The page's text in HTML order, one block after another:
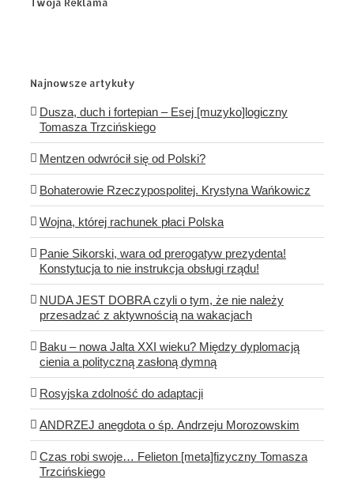
Twoja Reklama
Najnowsze artykuły
Dusza, duch i fortepian – Esej [muzyko]logiczny
Tomasza Trzcińskiego
Mentzen odwrócił się od Polski?
Bohaterowie Rzeczypospolitej. Krystyna Wańkowicz
Wojna, której rachunek płaci Polska
Panie Sikorski, wara od prerogatyw prezydenta!
Konstytucja to nie instrukcja obsługi rządu!
NUDA JEST DOBRA czyli o tym, że nie należy
przesadzać z aktywnością na wakacjach
Baku – nowa Jalta XXI wieku? Między dyplomacją
cienia a polityczną zasłoną dymną
Rosyjska zdolność do adaptacji
ANDRZEJ anegdota o śp. Andrzeju Morozowskim
Czas robi swoje… Felieton [meta]fizyczny Tomasza
Trzcińskiego